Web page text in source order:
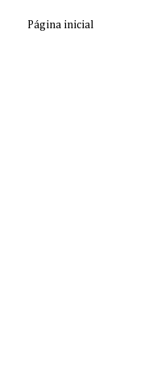
Página inicial